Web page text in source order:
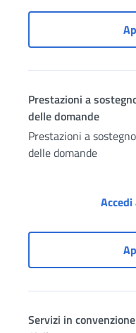
Prestazioni a
delle domande
Prestazioni a
delle domande
Servizi in